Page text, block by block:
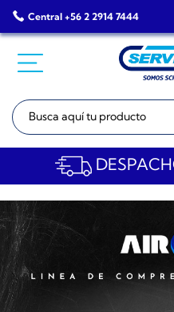
Saltar
al
Central +56 2 2914 7444
Buscar: